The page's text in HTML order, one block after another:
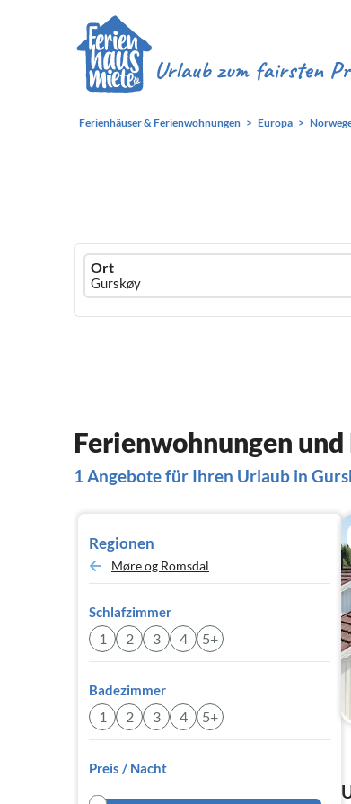
Ferienhäuser & Ferienwohnungen Europa
Ferienhausmiete
logo
Ort
Ferienwohnungen
1 Angebote für Ihren Urlaub in
Regionen
Møre og Romsdal
Schlafzimmer
1 2 3 4 5+
Badezimmer
1 2 3 4 5+
Preis / Nacht